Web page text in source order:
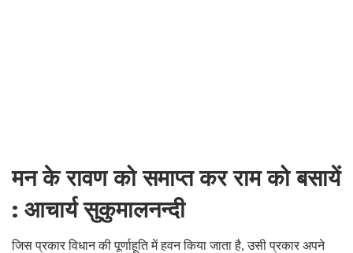
मन के रावण को समाप्त कर राम को बसायें
: आचार्य सुकुमालनन्दी
जिस प्रकार विधान की पूर्णाहूति में हवन किया जाता है, उसी प्रकार अपने